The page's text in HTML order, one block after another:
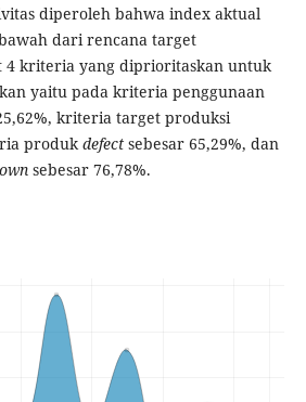
diperoleh bahwa index aktual
dari rencana target
4 kriteria yang diprioritaskan untuk
yaitu pada kriteria penggunaan
kriteria target produksi
produkdefect sebesar 65,29%, dan
sebesar 76,78%.